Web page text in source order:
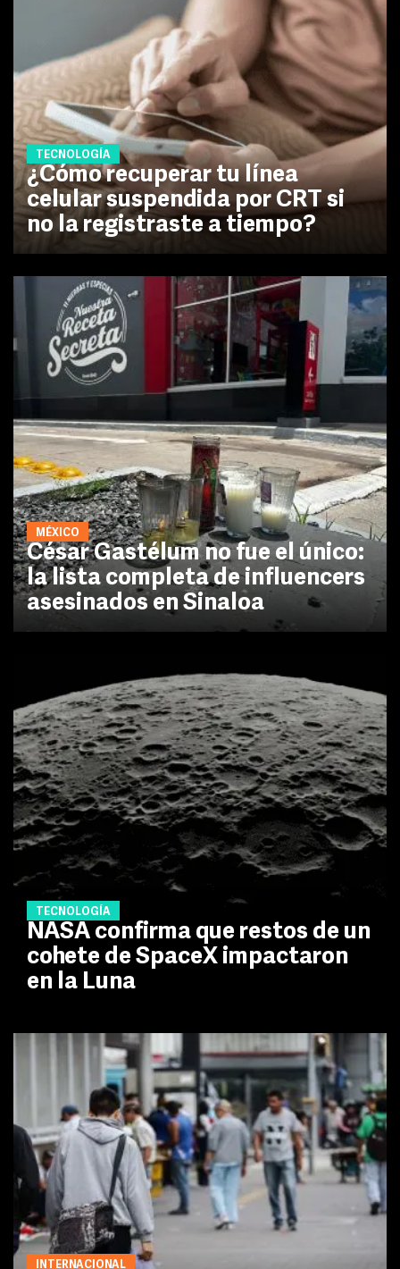
TECNOLOGÍA
¿Cómo recuperar tu línea
celular suspendida por CRT si
no la registraste a tiempo?
MÉXICO
César Gastélum no fue el único:
la lista completa de influencers
asesinados en Sinaloa
TECNOLOGÍA
NASA confirma que restos de un
cohete de SpaceX impactaron
en la Luna
INTERNACIONAL